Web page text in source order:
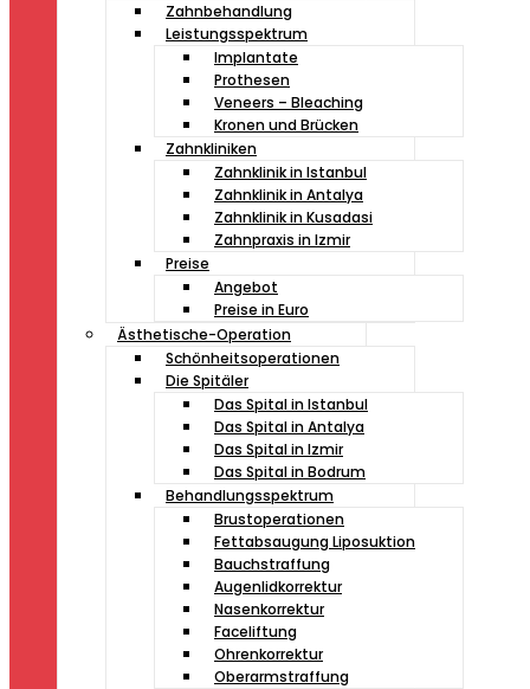
Zahnbehandlung
Leistungsspektrum
Implantate
Prothesen
Veneers – Bleaching
Kronen und Brücken
Zahnkliniken
Zahnklinik in Istanbul
Zahnklinik in Antalya
Zahnklinik in Kusadasi
Zahnpraxis in Izmir
Preise
Angebot
Preise in Euro
Ästhetische-Operation
Schönheitsoperationen
Die Spitäler
Das Spital in Istanbul
Das Spital in Antalya
Das Spital in Izmir
Das Spital in Bodrum
Behandlungsspektrum
Brustoperationen
Fettabsaugung Liposuktion
Bauchstraffung
Augenlidkorrektur
Nasenkorrektur
Faceliftung
Ohrenkorrektur
Oberarmstraffung